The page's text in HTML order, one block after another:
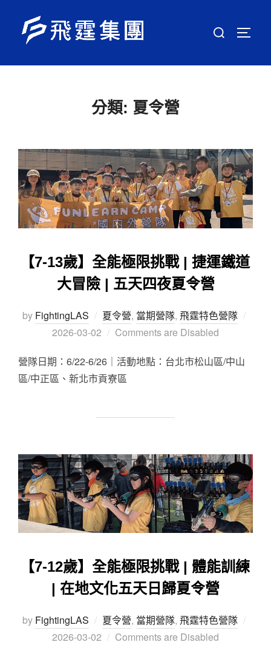
分類: 夏令營
【7-13歲】全能極限挑戰 | 捷運鐵道
大冒險 | 五天四夜夏令營
by FightingLAS 夏令營, 當期營隊, 飛霆特色營隊
2026-03-02
Comments are Disabled
營隊日期：6/22-6/26｜活動地點：台北市松山區/中山
區/中正區、新北市貢寮區
【7-12歲】全能極限挑戰 | 體能訓練
| 在地文化五天日歸夏令營
by FightingLAS 夏令營, 當期營隊, 飛霆特色營隊
2026-03-02
Comments are Disabled